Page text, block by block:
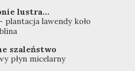
lustra...
plantacja lawendy koło
szaleństwo
płyn micelarny